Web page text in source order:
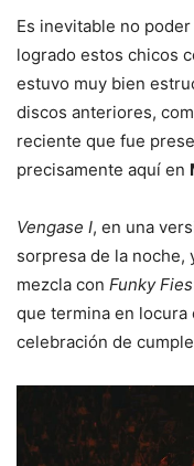
Es inevitable no
logrado estos chicos
estuvo muy bien
discos anteriores,
reciente que fue
precisamente aquí en
Vengase I, en una
sorpresa de la noche,
mezcla con Funky
que termina en locura
celebración de